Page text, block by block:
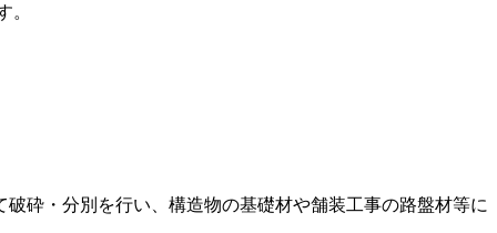
。
砕・分別を行い、構造物の基礎材や舗装工事の路盤材等に